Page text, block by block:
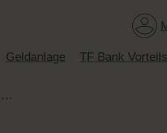
Geldanlage TF Bank
Einzahlungen und Anlage auf dem Tagesgeldkonto